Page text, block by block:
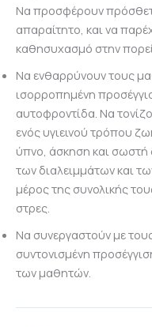
Να προσφέρουν
απαραίτητο, και να
καθησυχασμό στην
Να ενθαρρύνουν τους
ισορροπημένη
αυτοφροντίδα. Να
ενός υγιεινού τρόπου
ύπνο, άσκηση και σωστή
των διαλειμμάτων και
μέρος της συνολικής
στρες.
Να συνεργαστούν με
συντονισμένη
των μαθητών.